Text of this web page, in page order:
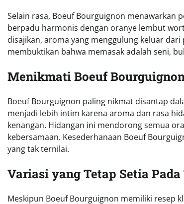
Selain rasa, Boeuf Bourguignon menawarkan
berpadu harmonis dengan oranye lembut
disajikan, aroma yang menggulung keluar
membuktikan bahwa memasak adalah seni,
Menikmati Boeuf
Boeuf Bourguignon paling nikmat disantap
menjadi lebih intim karena aroma dan rasa
kenangan. Hidangan ini mendorong semua
kebersamaan. Kesederhanaan Boeuf
yang tak ternilai.
Variasi yang Tetap Setia
Meskipun Boeuf Bourguignon memiliki resep